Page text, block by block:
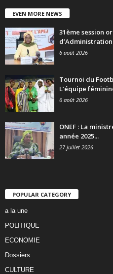
EVEN MORE NEWS
31ème session
d’Administration
6 août 2026
Tournoi du
L’équipe
6 août 2026
ONEF : La
année 2025...
27 juillet 2026
POPULAR CATEGORY
a la une
POLITIQUE
ECONOMIE
Dossiers
CULTURE